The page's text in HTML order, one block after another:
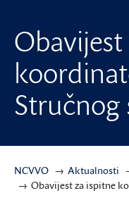
Stručnog
NCVVO Aktualnosti
Obavijest za ispitne